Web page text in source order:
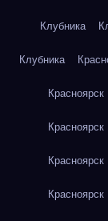
Клубника
Клубника
Красноярск
Красноярск
Красноярск
Красноярск